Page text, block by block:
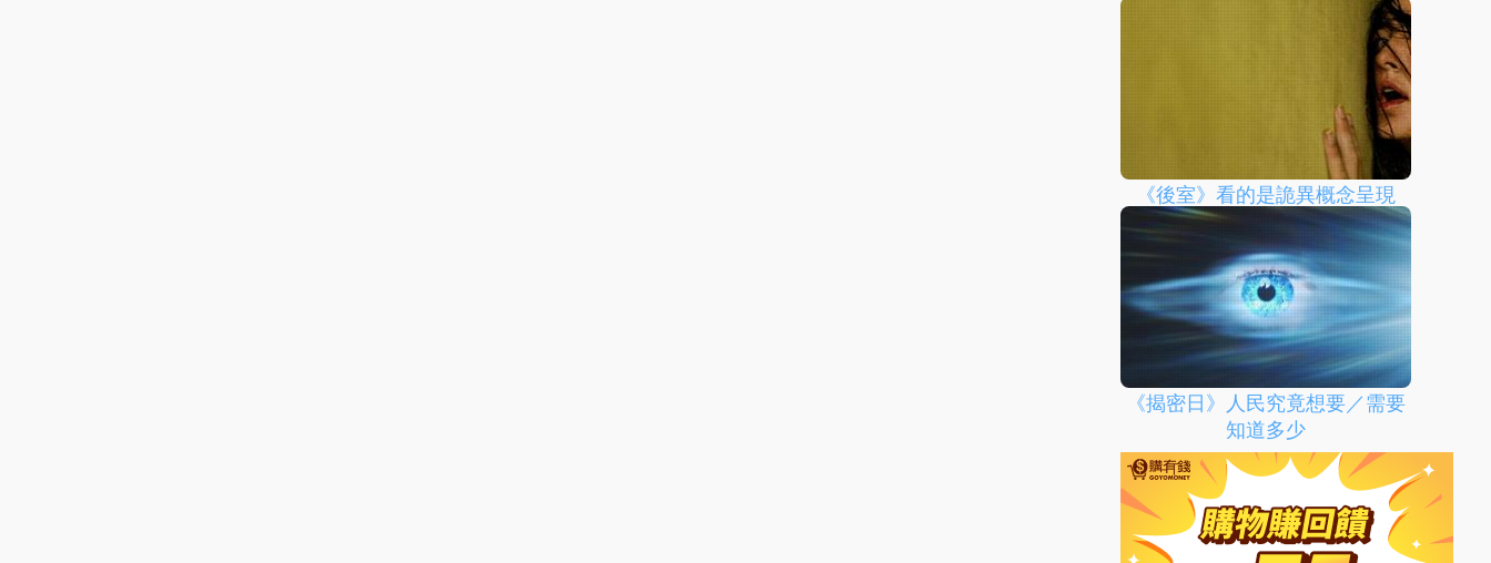
《後室》看的是詭異概念呈現
《揭密日》人民究竟想要／需要
知道多少